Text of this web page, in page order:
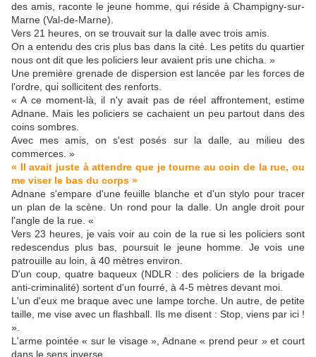
des amis, raconte le jeune homme, qui réside à Champigny-sur-
Marne (Val-de-Marne).
Vers 21 heures, on se trouvait sur la dalle avec trois amis.
On a entendu des cris plus bas dans la cité. Les petits du quartier
nous ont dit que les policiers leur avaient pris une chicha. »
Une première grenade de dispersion est lancée par les forces de
l'ordre, qui sollicitent des renforts.
« A ce moment-là, il n'y avait pas de réel affrontement, estime
Adnane. Mais les policiers se cachaient un peu partout dans des
coins sombres.
Avec mes amis, on s'est posés sur la dalle, au milieu des
commerces. »
« Il avait juste à attendre que je tourne au coin de la rue, ou
me viser le bas du corps »
Adnane s'empare d'une feuille blanche et d'un stylo pour tracer
un plan de la scène. Un rond pour la dalle. Un angle droit pour
l'angle de la rue. «
Vers 23 heures, je vais voir au coin de la rue si les policiers sont
redescendus plus bas, poursuit le jeune homme. Je vois une
patrouille au loin, à 40 mètres environ.
D'un coup, quatre baqueux (NDLR : des policiers de la brigade
anti-criminalité) sortent d'un fourré, à 4-5 mètres devant moi.
L'un d'eux me braque avec une lampe torche. Un autre, de petite
taille, me vise avec un flashball. Ils me disent : Stop, viens par ici !
».
L'arme pointée « sur le visage », Adnane « prend peur » et court
dans le sens inverse.